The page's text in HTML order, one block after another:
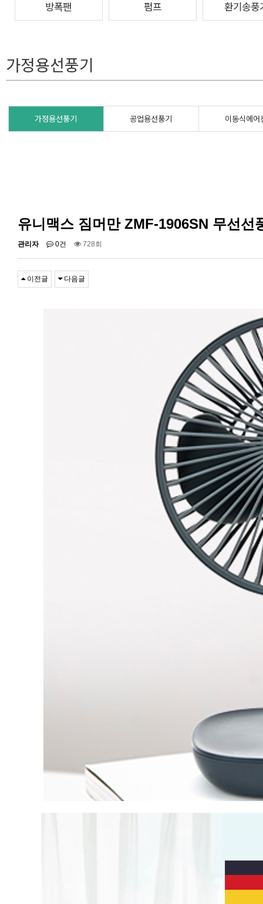
방폭팬 펌프 환기송풍
가정용선풍기
가정용선풍기 공업용선풍기 이동식에어
유니맥스 짐머만 ZMF-1906SN 무선
관리자 0건 728회
이전글 다음글